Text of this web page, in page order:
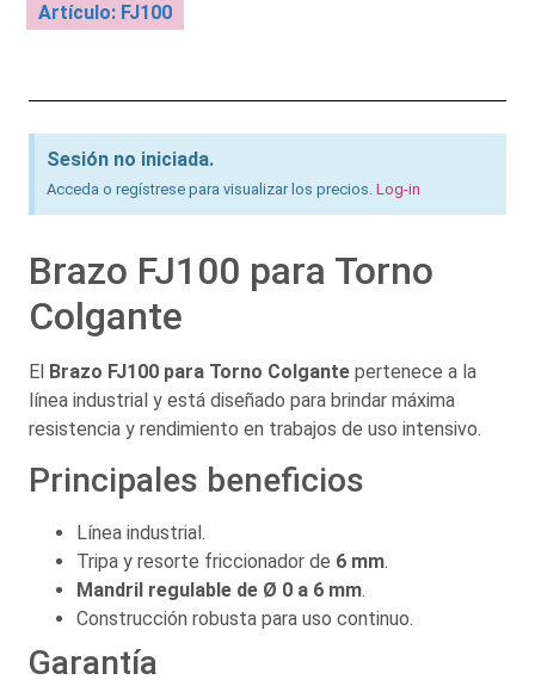
Artículo: FJ100
Sesión no iniciada.
Acceda o regístrese para visualizar los precios. Log-in
Brazo FJ100 para Torno
Colgante
El Brazo FJ100 para Torno Colgante pertenece a la
línea industrial y está diseñado para brindar máxima
resistencia y rendimiento en trabajos de uso intensivo.
Principales beneficios
Línea industrial.
Tripa y resorte friccionador de 6 mm.
Mandril regulable de Ø 0 a 6 mm.
Construcción robusta para uso continuo.
Garantía